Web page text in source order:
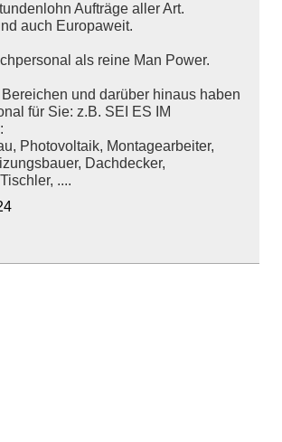
Aufträge aller Art.
auch Europaweit.
als reine Man Power.
Bereichen und darüber hinaus haben
für Sie: z.B. SEI ES IM
Photovoltaik, Montagearbeiter,
Dachdecker,
....